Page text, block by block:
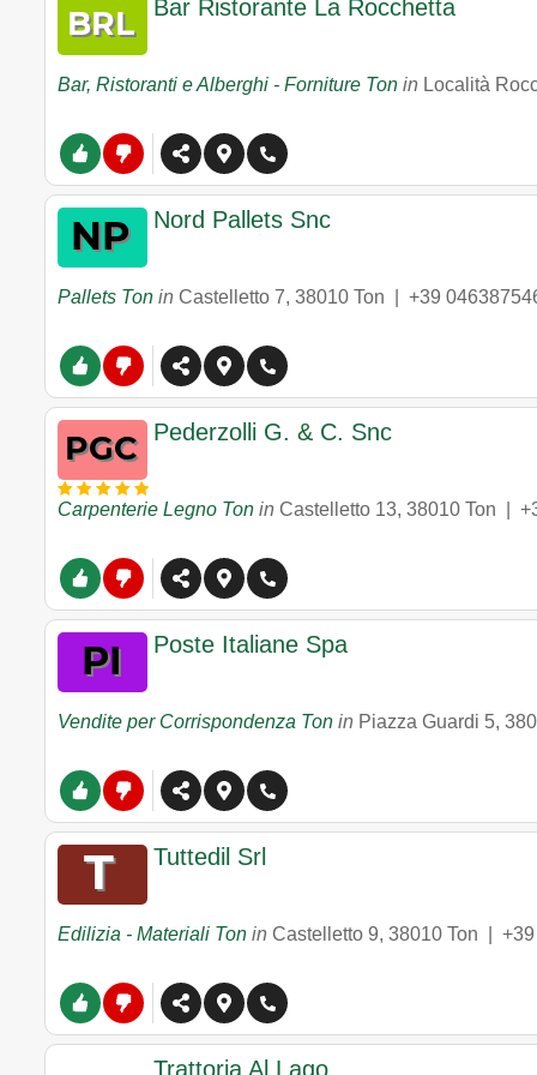
Bar Ristorante La Rocchetta
Bar, Ristoranti e Alberghi - Forniture Ton in Località
Nord Pallets Snc
Pallets Ton in Castelletto 7, 38010 Ton +39
Pederzolli G. & C. Snc
Carpenterie Legno Ton in Castelletto 13, 38010 Ton
Poste Italiane Spa
Vendite per Corrispondenza Ton in Piazza Guardi 5,
Tuttedil Srl
Edilizia - Materiali Ton in Castelletto 9, 38010 Ton
Trattoria Al Lago